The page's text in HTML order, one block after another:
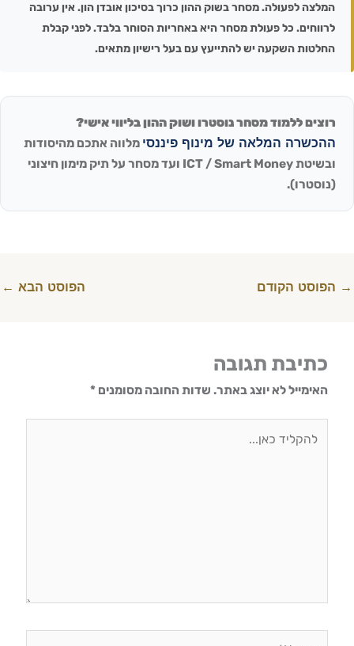
המלצה לפעולה. מסחר בשוק ההון כרוך בסיכון אובדן הון. אין ערובה
לרווחים. כל פעולת מסחר היא באחריות הסוחר בלבד. לפני קבלת
החלטות השקעה יש להתייעץ עם בעל רישיון מתאים.
רוצים ללמוד מסחר נוסטרו ושוק ההון בליווי אישי?
ההכשרה המלאה של מינוף פיננסי מלווה אתכם מהיסודות
ובשיטת ICT / Smart Money ועד מסחר על תיק מימון חיצוני
(נוסטרו).
→ הפוסט הקודם הפוסט הבא ←
כתיבת תגובה
האימייל לא יוצג באתר. שדות החובה מסומנים *